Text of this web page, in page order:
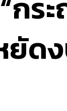
ยัด